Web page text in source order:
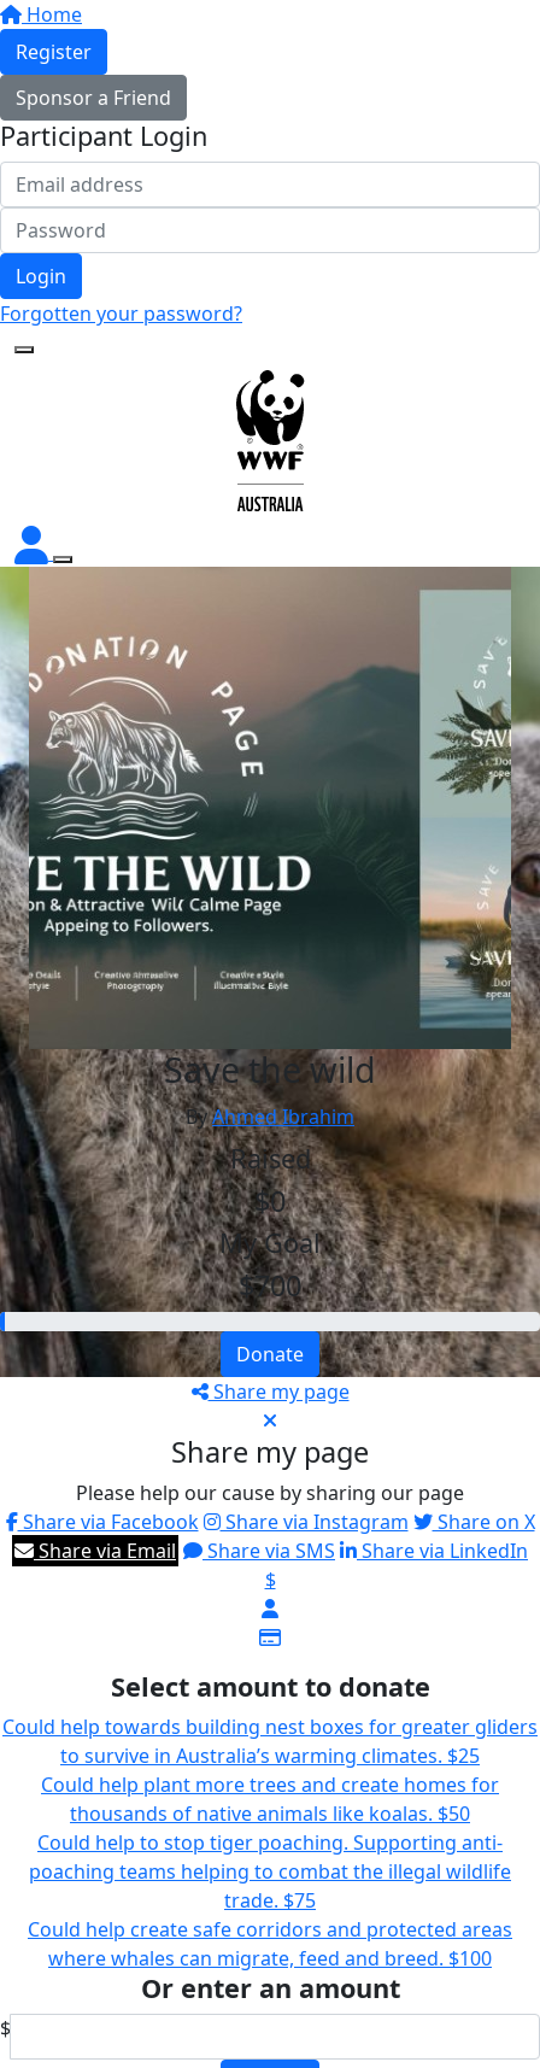
Home
Register
Sponsor a Friend
Participant Login
Login
Forgotten your password?
Save the wild
ByAhmed Ibrahim
Raised
$0
My Goal
$700
Donate
Share my page
Share my page
Please help our cause by sharing our page
Share via Facebook
Share via Instagram
Share on X
Share via Email
Share via SMS
Share via LinkedIn
$
Select amount to donate
Could help towards building nest boxes for greater gliders
to survive in Australia’s warming climates. $25
Could help plant more trees and create homes for
thousands of native animals like koalas. $50
Could help to stop tiger poaching. Supporting anti-
poaching teams helping to combat the illegal wildlife
trade. $75
Could help create safe corridors and protected areas
where whales can migrate, feed and breed. $100
Or enter an amount
$